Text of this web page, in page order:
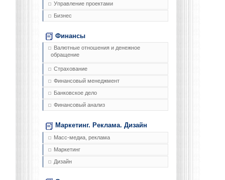
Управление проектами
Бизнес
Финансы
Валютные отношения и денежное
обращение
Страхование
Финансовый менеджмент
Банковское дело
Финансовый анализ
Маркетинг. Реклама. Дизайн
Масс-медиа, реклама
Маркетинг
Дизайн